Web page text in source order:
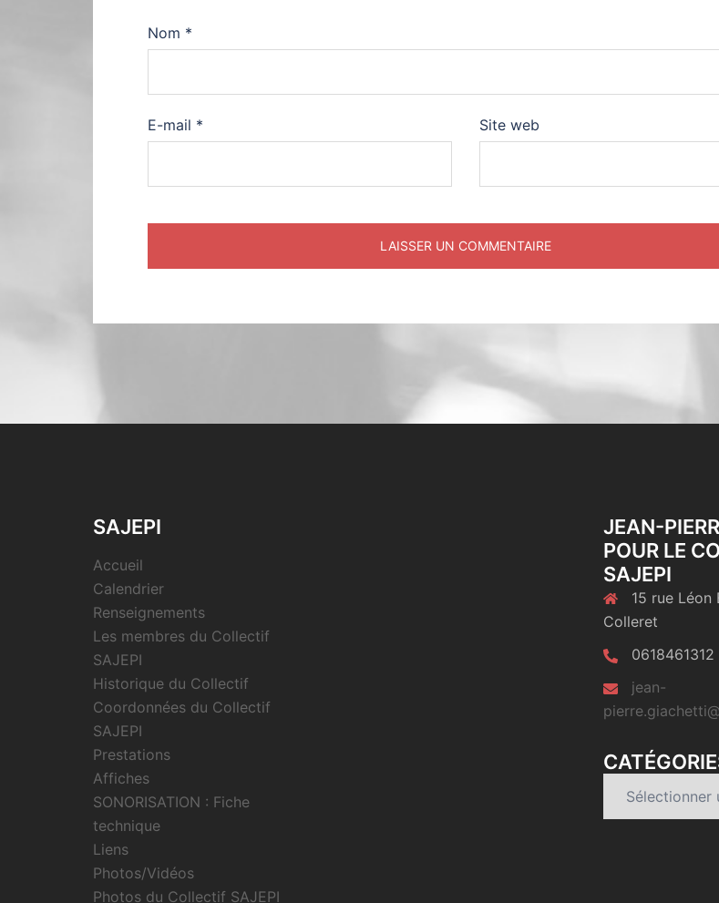
Nom *
E-mail * Site web
SAJEPI
Accueil
Calendrier
Renseignements
Les membres du Collectif
SAJEPI
Historique du Collectif
Coordonnées du Collectif
SAJEPI
Prestations
Affiches
SONORISATION : Fiche
technique
Liens
Photos/Vidéos
Photos du Collectif SAJEPI
JEAN-
POUR LE
SAJEPI
15 rue Léon
Colleret
0618461312
jean-